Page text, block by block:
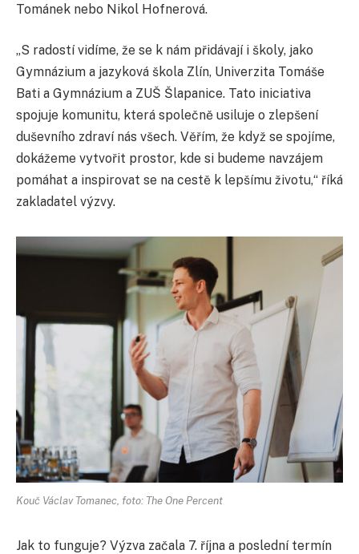
Tománek nebo Nikol Hofnerová.
„S radostí vidíme, že se k nám přidávají i školy, jako
Gymnázium a jazyková škola Zlín, Univerzita Tomáše
Bati a Gymnázium a ZUŠ Šlapanice. Tato iniciativa
spojuje komunitu, která společně usiluje o zlepšení
duševního zdraví nás všech. Věřím, že když se spojíme,
dokážeme vytvořit prostor, kde si budeme navzájem
pomáhat a inspirovat se na cestě k lepšímu životu,“ říká
zakladatel výzvy.
Kouč Václav Tomanec, foto: The One Percent
Jak to funguje? Výzva začala 7. října a poslední termín